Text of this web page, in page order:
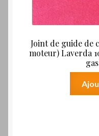
Joint de guide de
moteur) Laverda